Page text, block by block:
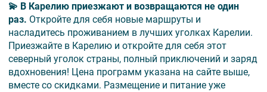
💫 В Карелию приезжают и возвращаются не один
раз. Откройте для себя новые маршруты и
насладитесь проживанием в лучших уголках Карелии.
Приезжайте в Карелию и откройте для себя этот
северный уголок страны, полный приключений и заряд
вдохновения! Цена программ указана на сайте выше,
вместе со скидками. Размещение и питание уже